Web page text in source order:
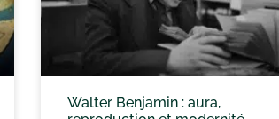
Walter Benjamin : aura,